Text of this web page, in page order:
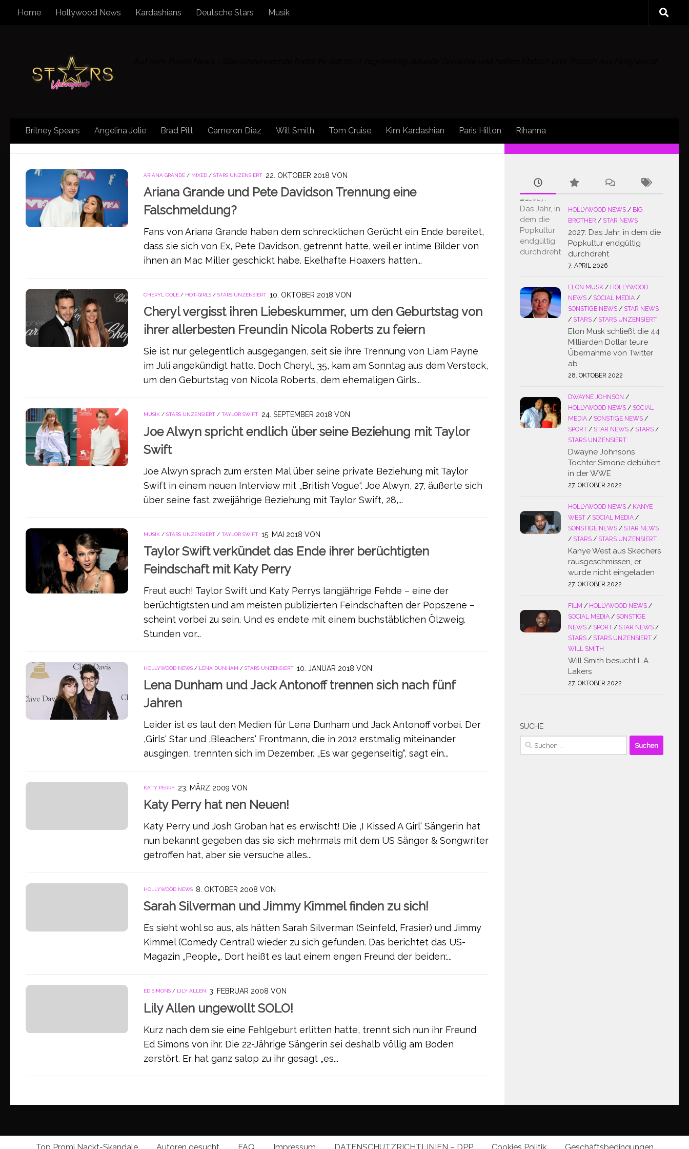
Zum Inhalt springen
Home Hollywood News Kardashians Deutsche Stars Musik
Britney Spears Angelina Jolie Brad Pitt Cameron Diaz Will Smith Tom Cruise Kim Kardashian Paris Hilton Rihanna
SCHLAGWÖRTER:
ARIANA GRANDE / MIXED / STARS UNZENSIERT 22. OKTOBER 2018 VON
Ariana Grande und Pete Davidson Trennung eine
Falschmeldung?
Fans von Ariana Grande haben dem schrecklichen Gerücht ein Ende bereitet,
dass sie sich von Ex, Pete Davidson, getrennt hatte, weil er intime Bilder von
ihnen an Mac Miller geschickt habe. Ekelhafte Hoaxers hatten...
CHERYL COLE / HOT-GIRLS / STARS UNZENSIERT 10. OKTOBER 2018 VON
Cheryl vergisst ihren Liebeskummer, um den Geburtstag von
ihrer allerbesten Freundin Nicola Roberts zu feiern
Sie ist nur gelegentlich ausgegangen, seit sie ihre Trennung von Liam Payne
im Juli angekündigt hatte. Doch Cheryl, 35, kam am Sonntag aus dem Versteck,
um den Geburtstag von Nicola Roberts, dem ehemaligen Girls...
MUSIK / STARS UNZENSIERT / TAYLOR SWIFT 24. SEPTEMBER 2018 VON
Joe Alwyn spricht endlich über seine Beziehung mit Taylor
Swift
Joe Alwyn sprach zum ersten Mal über seine private Beziehung mit Taylor
Swift in einem neuen Interview mit „British Vogue“. Joe Alwyn, 27, äußerte sich
über seine fast zweijährige Beziehung mit Taylor Swift, 28,...
MUSIK / STARS UNZENSIERT / TAYLOR SWIFT 15. MAI 2018 VON
Taylor Swift verkündet das Ende ihrer berüchtigten
Feindschaft mit Katy Perry
Freut euch! Taylor Swift und Katy Perrys langjährige Fehde – eine der
berüchtigtsten und am meisten publizierten Feindschaften der Popszene –
scheint vorbei zu sein. Und es endete mit einem buchstäblichen Ölzweig.
Stunden vor...
HOLLYWOOD NEWS / LENA DUNHAM / STARS UNZENSIERT 10. JANUAR 2018 VON
Lena Dunham und Jack Antonoff trennen sich nach fünf
Jahren
Leider ist es laut den Medien für Lena Dunham und Jack Antonoff vorbei. Der
‚Girls‘ Star und ‚Bleachers‘ Frontmann, die in 2012 erstmalig miteinander
ausgingen, trennten sich im Dezember. „Es war gegenseitig“, sagt ein...
KATY PERRY 23. MÄRZ 2009 VON
Katy Perry hat nen Neuen!
Katy Perry und Josh Groban hat es erwischt! Die ‚I Kissed A Girl‘ Sängerin hat
nun bekannt gegeben das sie sich mehrmals mit dem US Sänger & Songwriter
getroffen hat, aber sie versuche alles...
HOLLYWOOD NEWS 8. OKTOBER 2008 VON
Sarah Silverman und Jimmy Kimmel finden zu sich!
Es sieht wohl so aus, als hätten Sarah Silverman (Seinfeld, Frasier) und Jimmy
Kimmel (Comedy Central) wieder zu sich gefunden. Das berichtet das US-
Magazin „People„. Dort heißt es laut einem engen Freund der beiden:...
ED SIMONS / LILY ALLEN 3. FEBRUAR 2008 VON
Lily Allen ungewollt SOLO!
Kurz nach dem sie eine Fehlgeburt erlitten hatte, trennt sich nun ihr Freund
Ed Simons von ihr. Die 22-Jährige Sängerin sei deshalb völlig am Boden
zerstört. Er hat ganz salop zu ihr gesagt „es...
HOLLYWOOD NEWS / BIG
BROTHER / STAR NEWS
2027: Das Jahr, in dem die
Popkultur endgültig
durchdreht
7. APRIL 2026
ELON MUSK / HOLLYWOOD
NEWS / SOCIAL MEDIA /
SONSTIGE NEWS / STAR NEWS
/ STARS / STARS UNZENSIERT
Elon Musk schließt die 44
Milliarden Dollar teure
Übernahme von Twitter
ab
28. OKTOBER 2022
DWAYNE JOHNSON /
HOLLYWOOD NEWS / SOCIAL
MEDIA / SONSTIGE NEWS /
SPORT / STAR NEWS / STARS /
STARS UNZENSIERT
Dwayne Johnsons
Tochter Simone debütiert
in der WWE
27. OKTOBER 2022
HOLLYWOOD NEWS / KANYE
WEST / SOCIAL MEDIA /
SONSTIGE NEWS / STAR NEWS
/ STARS / STARS UNZENSIERT
Kanye West aus Skechers
rausgeschmissen, er
wurde nicht eingeladen
27. OKTOBER 2022
FILM / HOLLYWOOD NEWS /
SOCIAL MEDIA / SONSTIGE
NEWS / SPORT / STAR NEWS /
STARS / STARS UNZENSIERT /
WILL SMITH
Will Smith besucht L.A.
Lakers
27. OKTOBER 2022
SUCHE
Suchen
nach:
Top Promi Nackt-Skandale Autoren gesucht FAQ Impressum DATENSCHUTZRICHTLINIEN – DPP Cookies Politik Geschäftsbedingungen